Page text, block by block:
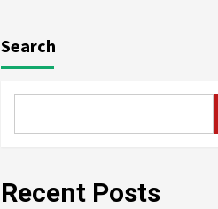
Search
Recent Posts